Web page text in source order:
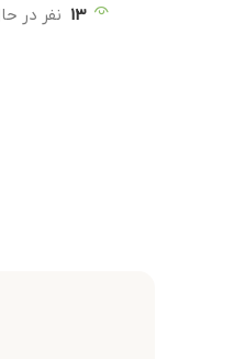
13 نفر در